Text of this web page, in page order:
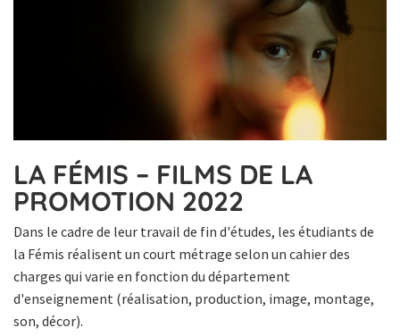
LA FÉMIS – FILMS DE LA
PROMOTION 2022
Dans le cadre de leur travail de fin d'études, les étudiants de
la Fémis réalisent un court métrage selon un cahier des
charges qui varie en fonction du département
d'enseignement (réalisation, production, image, montage,
son, décor).